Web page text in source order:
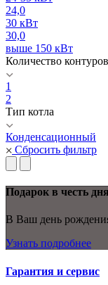
24,0
30 кВт
30,0
выше 150 кВт
Количество
1
2
Тип котла
Конденсационный
Сбросить фильтр
Подарок в честь
В Ваш день
Узнать подробнее
Гарантия и сервис